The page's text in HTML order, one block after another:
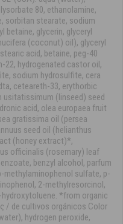
80, ethanolamine,
sorbitan stearate, sodium
betaine, glycerin, glyceryl
(coconut) oil), glyceryl
acid, betaine, peg-40
22, hydrogenated castor oil,
sodium hydrosulfite, cera
ceteareth-33, erythorbic
(linseed) seed
acid, olea europaea fruit
gratissima oil (persea
seed oil (helianthus
(honey extract)*,
officinalis (rosemary) leaf
benzyl alcohol, parfum
methylaminophenol sulfate, p-
2-methylresorcinol,
*from organic
/ de cultivos orgánicos Color
hydrogen peroxide,